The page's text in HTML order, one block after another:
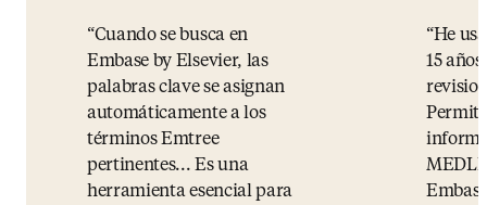
Cuando se busca en
Embase by Elsevier, las
palabras clave se asignan
automáticamente a los
términos Emtree
pertinentes... Es una
herramienta esencial para
He
15